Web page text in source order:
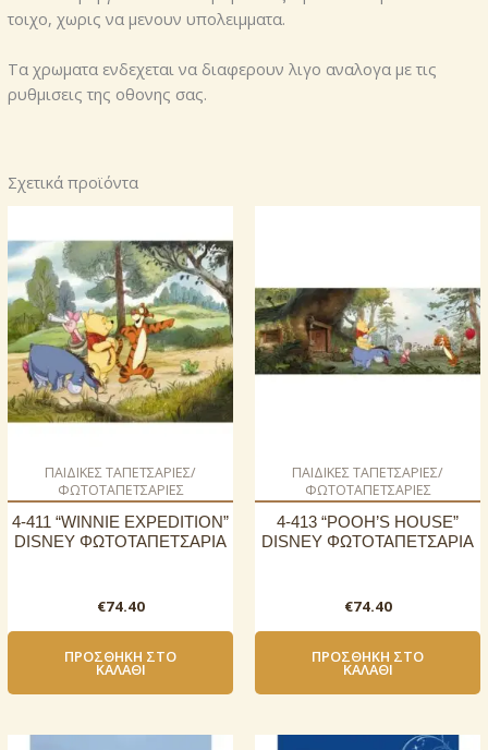
τοιχο, χωρις να μενουν υπολειμματα.
Τα χρωματα ενδεχεται να διαφερουν λιγο αναλογα με τις
ρυθμισεις της οθονης σας.
Σχετικά προϊόντα
ΠΑΙΔΙΚΕΣ ΤΑΠΕΤΣΑΡΙΕΣ/
ΦΩΤΟΤΑΠΕΤΣΑΡΙΕΣ
4-411 “WINNIE EXPEDITION”
DISNEY ΦΩΤΟΤΑΠΕΤΣΑΡΙΑ
€74.40
ΠΡΟΣΘΉΚΗ ΣΤΟ
ΚΑΛΆΘΙ
ΠΑΙΔΙΚΕΣ ΤΑΠΕΤΣΑΡΙΕΣ/
ΦΩΤΟΤΑΠΕΤΣΑΡΙΕΣ
4-413 “POOH’S HOUSE”
DISNEY ΦΩΤΟΤΑΠΕΤΣΑΡΙΑ
€74.40
ΠΡΟΣΘΉΚΗ ΣΤΟ
ΚΑΛΆΘΙ